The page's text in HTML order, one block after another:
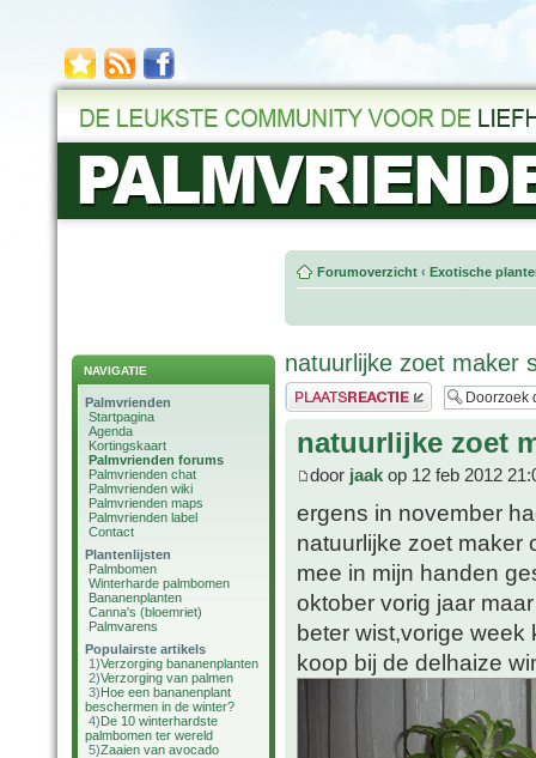
NAVIGATIE
Palmvrienden
Startpagina
Agenda
Kortingskaart
Palmvrienden forums
Palmvrienden chat
Palmvrienden wiki
Palmvrienden maps
Palmvrienden label
Contact
Plantenlijsten
Palmbomen
Winterharde palmbomen
Bananenplanten
Canna's (bloemriet)
Palmvarens
Populairste artikels
1)Verzorging bananenplanten
2)Verzorging van palmen
3)Hoe een bananenplant
beschermen in de winter?
4)De 10 winterhardste
palmbomen ter wereld
5)Zaaien van avocado
Forumoverzicht ‹ Exotische
natuurlijke zoet maker
Plaats een reactie
natuurlijke zoet
door jaak op 12 feb 2012
ergens in november
natuurlijke zoet maker
mee in mijn handen
oktober vorig jaar
beter wist,vorige week
koop bij de delhaize